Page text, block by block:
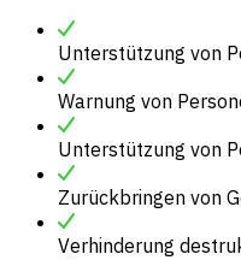
Unterstützung von
Warnung von
Unterstützung von
Zurückbringen von
Verhinderung